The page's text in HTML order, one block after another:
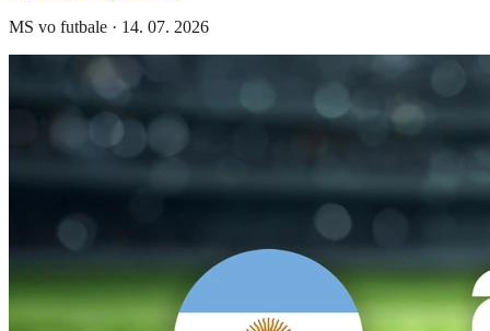
MS vo futbale · 14. 07. 2026